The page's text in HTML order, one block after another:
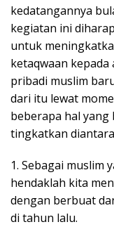
kedatangannya
kegiatan ini
untuk
ketaqwaan
pribadi muslim
dari itu lewat
beberapa hal
tingkatkan
1. Sebagai muslim
hendaklah kita
dengan berbuat
di tahun lalu.